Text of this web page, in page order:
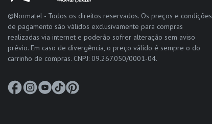
©Normatel - Todos os direitos reservados. Os preços e condições
de pagamento são válidos exclusivamente para compras
realizadas via internet e poderão sofrer alteração sem aviso
prévio. Em caso de divergência, o preço válido é sempre o do
carrinho de compras. CNPJ: 09.267.050/0001-04.